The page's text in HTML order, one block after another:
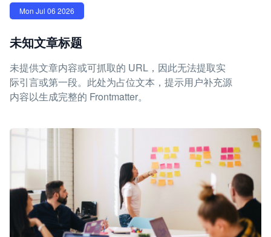
Mon Jul 06 2026
未知文章标题
未提供文章内容或可抓取的 URL，因此无法提取实
际引言或第一段。此处为占位文本，提示用户补充源
内容以生成完整的 Frontmatter。